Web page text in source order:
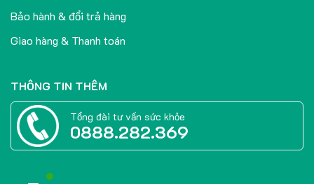
Bảo hành & đổi trả hàng
Giao hàng & Thanh toán
THÔNG TIN THÊM
Tổng đài tư vấn sức khỏe
0888.282.369